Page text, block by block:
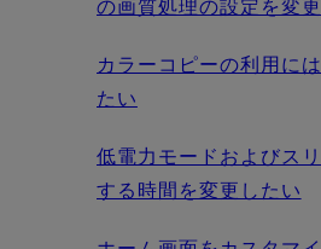
の画質処理の設定を変
カラーコピーの利用に
たい
低電力モードおよびス
する時間を変更したい